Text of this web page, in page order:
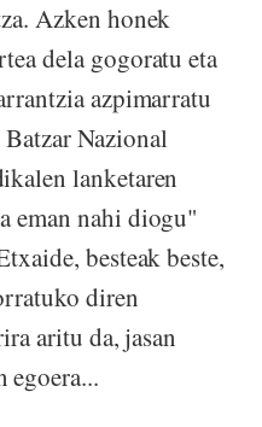
Azken honek
dela gogoratu eta
azpimarratu
Nazional
lanketaren
eman nahi diogu"
besteak beste,
diren
aritu da, jasan
egoera...